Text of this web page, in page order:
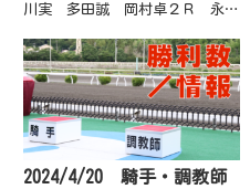
川実 多田誠 岡村卓２Ｒ 永森
雅 宮川実 岡遼太４Ｒ 赤岡
修 永森大 岡遼太５Ｒ 山崎
雅 岡村卓 木村直６Ｒ 佐原
秀 岡村卓 宮川実７Ｒ 畑中
信 宮...
2024/4/20 騎手・調教師